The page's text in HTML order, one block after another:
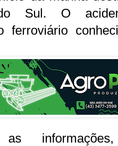
Sul. O
ferroviário
as